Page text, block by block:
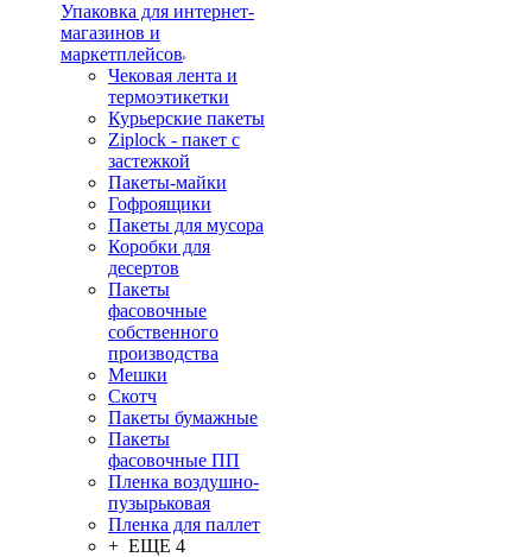
Упаковка для интернет-
магазинов и
маркетплейсов
Чековая лента и
термоэтикетки
Курьерские пакеты
Ziplock - пакет с
застежкой
Пакеты-майки
Гофроящики
Пакеты для мусора
Коробки для
десертов
Пакеты
фасовочные
собственного
производства
Мешки
Скотч
Пакеты бумажные
Пакеты
фасовочные ПП
Пленка воздушно-
пузырьковая
Пленка для паллет
+ ЕЩЕ 4